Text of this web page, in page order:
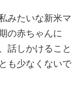
みたいな新米マ
の赤ちゃんに
話しかけること
も少なくないで